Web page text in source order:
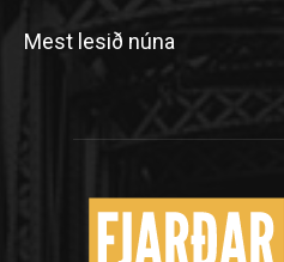
Mest lesið núna